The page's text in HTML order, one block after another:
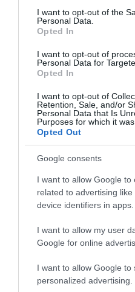
consent section.
I want to opt-out of the
Personal Data.
Opted In
I want to opt-out of
Personal Data for
Opted In
I want to opt-out of
Retention, Sale, and/or
Personal Data that Is
Purposes for which it was
Opted Out
Google consents
I want to allow Google to
related to advertising
device identifiers in apps.
I want to allow my user
Google for online
I want to allow Google to
personalized advertising.
OLTÁST
2026.
„A NER-
SIOR:
2026.